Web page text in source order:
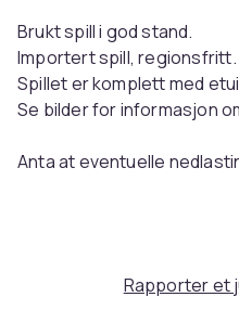
Brukt spill i god stand.
Importert spill, regionsfritt.
Spillet er komplett med
Se bilder for informasjon
Anta at eventuelle
Rapporter et